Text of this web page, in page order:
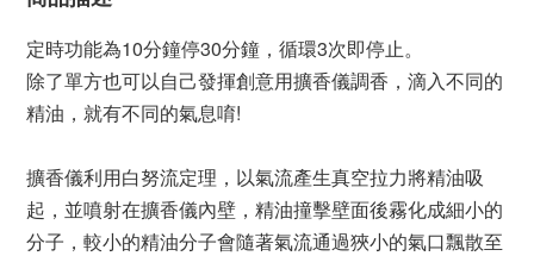
定時功能為10分鐘停30分鐘，循環3次即停止。
除了單方也可以自己發揮創意用擴香儀調香，滴入不同的
精油，就有不同的氣息唷!
擴香儀利用白努流定理，以氣流產生真空拉力將精油吸
起，並噴射在擴香儀內壁，精油撞擊壁面後霧化成細小的
分子，較小的精油分子會隨著氣流通過狹小的氣口飄散至